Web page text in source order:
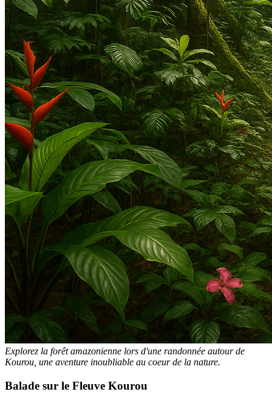
Explorez la forêt amazonienne lors d'une randonnée autour de
Kourou, une aventure inoubliable au coeur de la nature.
Balade sur le Fleuve Kourou